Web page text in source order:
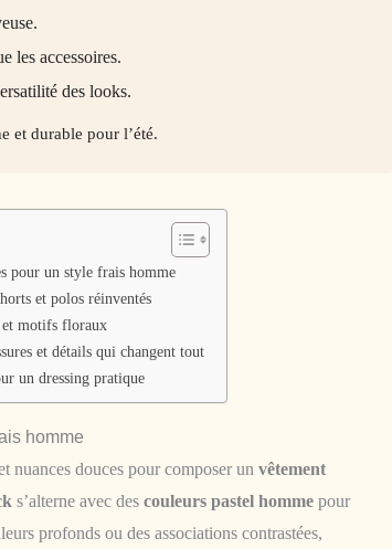
les accessoires.
des looks.
et durable pour l’été.
pour un style frais homme
et polos réinventés
et motifs floraux
et détails qui changent tout
un dressing pratique
homme
nuances douces pour composer un vêtement
s’alterne avec des couleurs pastel homme pour
profonds ou des associations contrastées,